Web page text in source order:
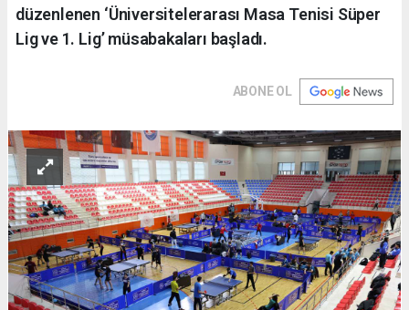
düzenlenen ‘Üniversitelerarası Masa Tenisi Süper
Lig ve 1. Lig’ müsabakaları başladı.
ABONE OL